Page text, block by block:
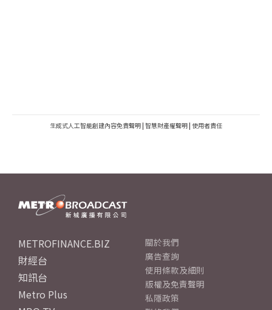
生成式人工智能創建內容免責聲明 | 智慧財產權聲明 | 使用者責任
METROFINANCE.BIZ
財經台
知訊台
Metro Plus
關於我們
廣告查詢
使用條款及細則
版權及免責聲明
私隱政策